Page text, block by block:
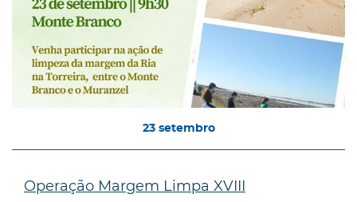
23 setembro
Operação Margem Limpa XVIII